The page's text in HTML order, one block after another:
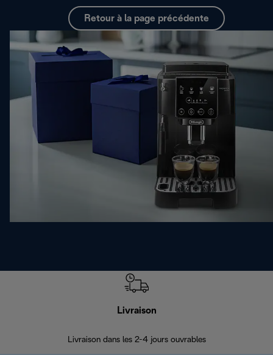
Retour à la page précédente
Livraison
Livraison dans les 2-4 jours ouvrables